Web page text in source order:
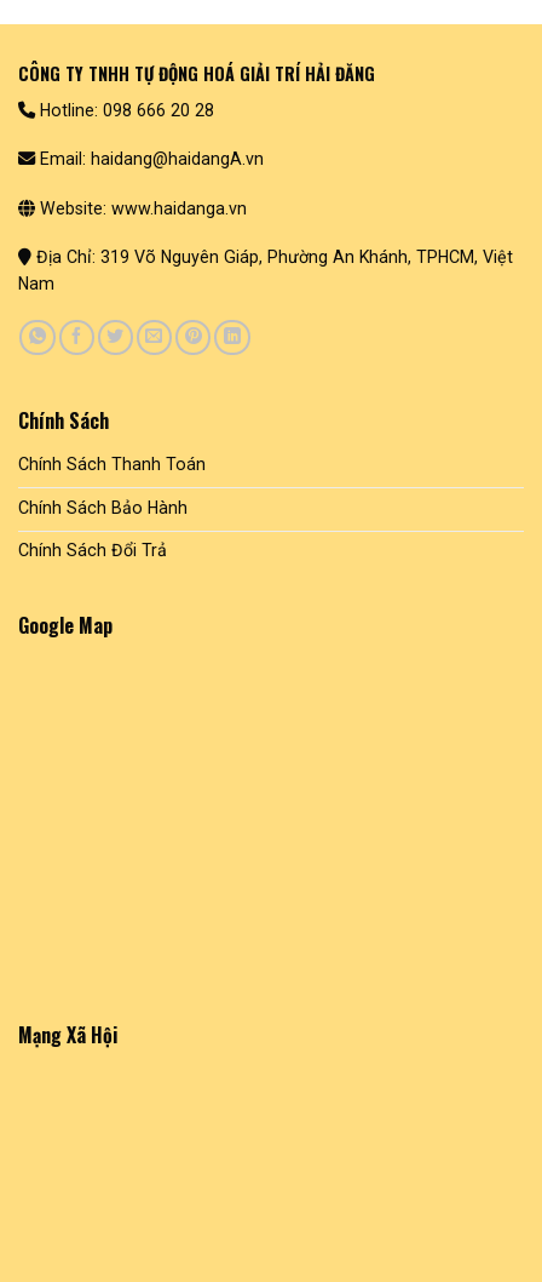
CÔNG TY TNHH TỰ ĐỘNG HOÁ GIẢI TRÍ HẢI ĐĂNG
Hotline: 098 666 20 28
Email: haidang@haidangA.vn
Website: www.haidanga.vn
Địa Chỉ: 319 Võ Nguyên Giáp, Phường An Khánh, TPHCM, Việt
Nam
Chính Sách
Chính Sách Thanh Toán
Chính Sách Bảo Hành
Chính Sách Đổi Trả
Google Map
Mạng Xã Hội